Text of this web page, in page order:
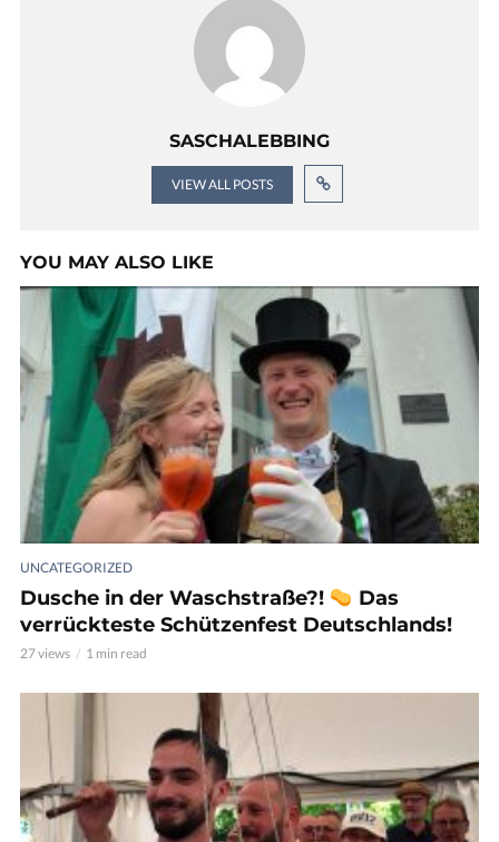
SASCHALEBBING
VIEW ALL POSTS
YOU MAY ALSO LIKE
UNCATEGORIZED
Dusche in der Waschstraße?!
Das
verrückteste Schützenfest Deutschlands!
27 views 1 min read